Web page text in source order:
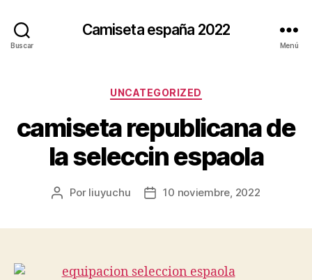
Buscar
Camiseta españa 2022
Menú
Categorías
UNCATEGORIZED
camiseta republicana de
la seleccin espaola
Autor
Por liuyuchu
Fecha10 noviembre, 2022